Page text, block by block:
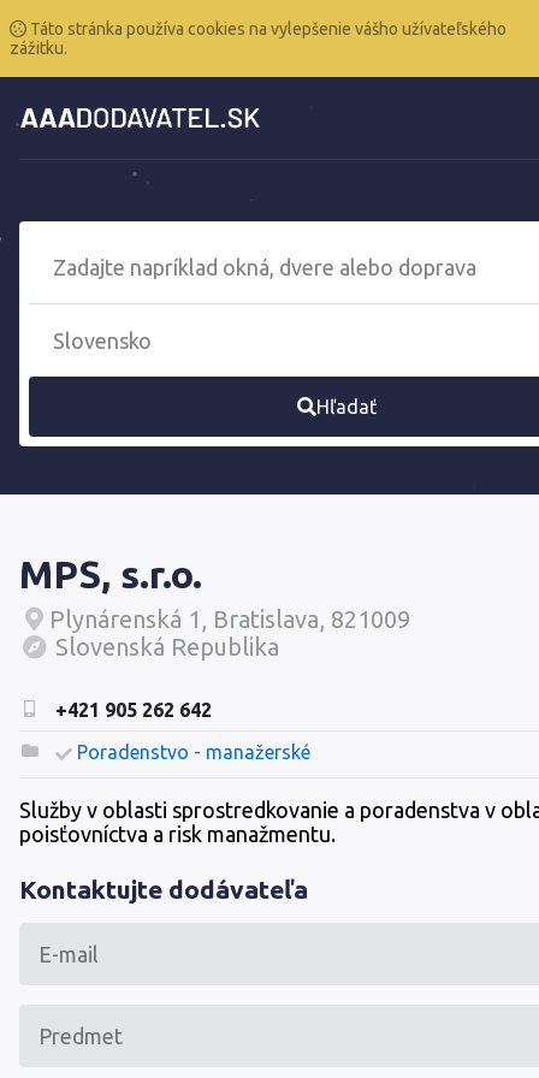
Táto stránka používa cookies na vylepšenie vášho užívateľského
zážitku.
Hľadať
MPS, s.r.o.
Plynárenská 1, Bratislava, 821009
Slovenská Republika
+421 905 262 642
Poradenstvo - manažerské
Služby v oblasti sprostredkovanie a poradenstva v
poisťovníctva a risk manažmentu.
Kontaktujte dodávateľa